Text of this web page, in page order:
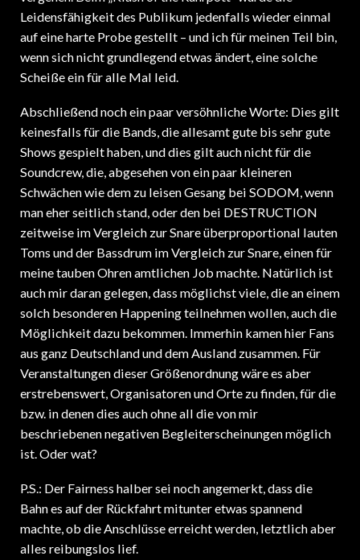
Leidensfähigkeit des Publikum jedenfalls wieder einmal
auf eine harte Probe gestellt – und ich für meinen Teil bin,
wenn sich nicht grundlegend etwas ändert, eine solche
Scheiße ein für alle Mal leid.
keinesfalls für die Bands, die allesamt gute bis sehr gute
Shows gespielt haben, und dies gilt auch nicht für die
Soundcrew, die, abgesehen von ein paar kleineren
Schwächen wie dem zu leisen Gesang bei SODOM, wenn
man eher seitlich stand, oder den bei DESTRUCTION
Toms und der Bassdrum im Vergleich zur Snare, einen für
meine tauben Ohren amtlichen Job machte. Natürlich ist
solch besonderen Happening teilnehmen wollen, auch die
Möglichkeit dazu bekommen. Immerhin kamen hier Fans
aus ganz Deutschland und dem Ausland zusammen. Für
Veranstaltungen dieser Größenordnung wäre es aber
erstrebenswert, Organisatoren und Orte zu finden, für die
bzw. in denen dies auch ohne all die von mir
Bahn es auf der Rückfahrt mitunter etwas spannend
machte, ob die Anschlüsse erreicht werden, letztlich aber
alles reibungslos lief.